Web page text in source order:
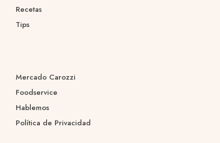
Recetas
Tips
Mercado Carozzi
Foodservice
Hablemos
Política de Privacidad